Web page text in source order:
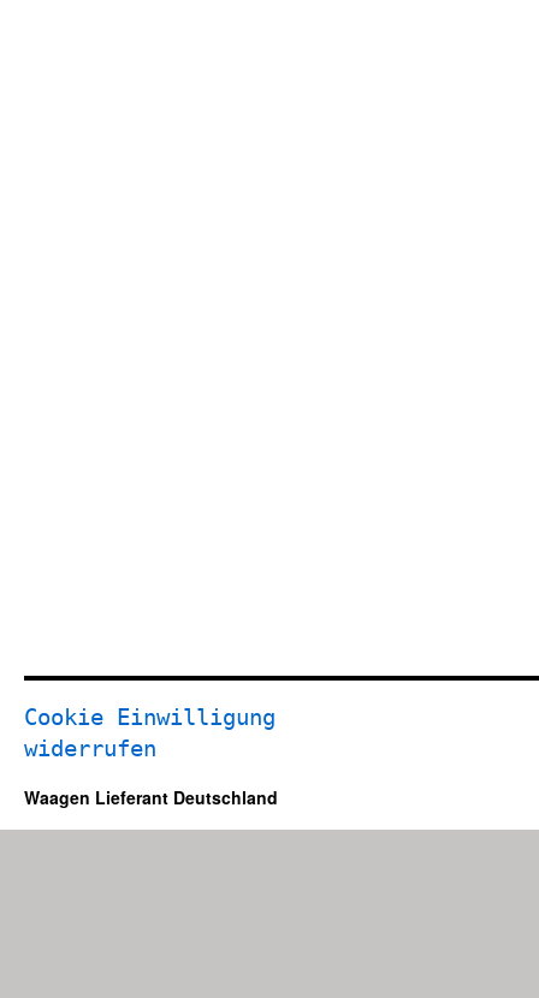
Cookie Einwilligung
widerrufen
Waagen Lieferant Deutschland